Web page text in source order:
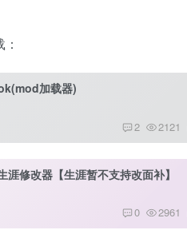
加载器)
2 2121
修改器【生涯暂不支持改面补】
0 2961